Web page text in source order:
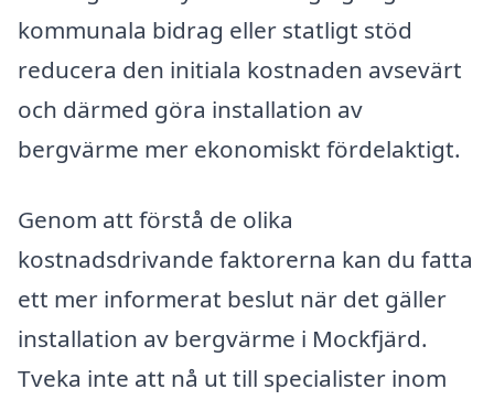
kommunala bidrag eller statligt stöd
reducera den initiala kostnaden avsevärt
och därmed göra installation av
bergvärme mer ekonomiskt fördelaktigt.
Genom att förstå de olika
kostnadsdrivande faktorerna kan du fatta
ett mer informerat beslut när det gäller
installation av bergvärme i Mockfjärd.
Tveka inte att nå ut till specialister inom